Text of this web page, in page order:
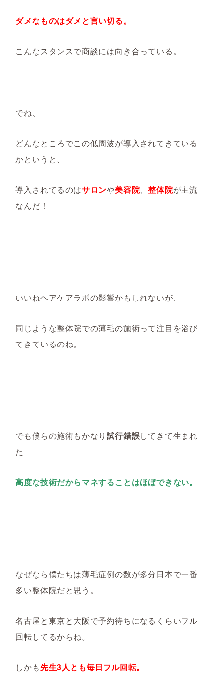
ダメなものはダメと言い切る。
こんなスタンスで商談には向き合っている。
でね、
どんなところでこの低周波が導入されてきている
かというと、
導入されてるのはサロンや美容院、整体院が主流
なんだ！
いいねヘアケアラボの影響かもしれないが、
同じような整体院での薄毛の施術って注目を浴び
てきているのね。
でも僕らの施術もかなり試行錯誤してきて生まれ
た
高度な技術だからマネすることはほぼできない。
なぜなら僕たちは薄毛症例の数が多分日本で一番
多い整体院だと思う。
名古屋と東京と大阪で予約待ちになるくらいフル
回転してるからね。
しかも先生3人とも毎日フル回転。